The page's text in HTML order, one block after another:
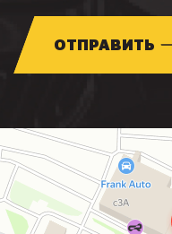
ОТПРАВИТЬ
Москва
МКАД, 85-й километр, вл3с1 —